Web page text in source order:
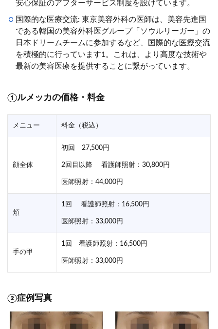
安心保証のアフターサービス制度を設けています。
国際的な医療交流: 東京美容外科の医師は、美容先進国
である韓国の美容外科医グループ「ソウルリーガー」の
日本ドリームチームに参加するなど、国際的な医療交流
を積極的に行っています1。これは、より高度な技術や
最新の美容医療を提供することに繋がっています。
①ルメッカの価格・料金
メニュー 料金（税込）
顔全体
初回 27,500円
2回目以降 看護師照射：30,800円
医師照射：44,000円
頬
1回 看護師照射：16,500円
医師照射：33,000円
手の甲
1回 看護師照射：16,500円
医師照射：33,000円
②症例写真